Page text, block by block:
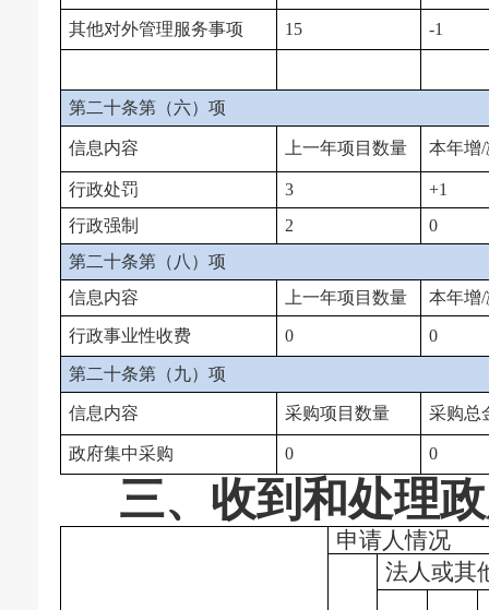
其他对外管理服务事项 15 -1
第二十条第（六）项
信息内容 上一年项目数量 本年增
行政处罚 3
+1
行政强制
2
0
第二十条第（八）项
信息内容
上一年项目数量 本年增
行政事业性收费 0 0
第二十条第（九）项
信息内容 采购项目数量 采购总
政府集中采购 0 0
三、收到和处理
申请人情况
法人或其